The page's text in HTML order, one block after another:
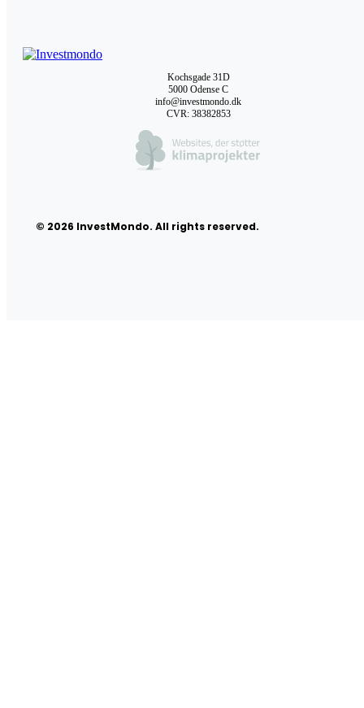
Kochsgade 31D
5000 Odense C
info@investmondo.dk
CVR: 38382853
© 2026 InvestMondo. All rights reserved.